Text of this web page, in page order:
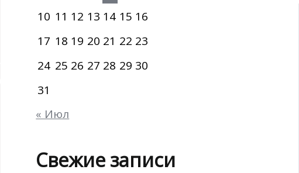
10 11 12 13 14 15 16
17 18 19 20 21 22 23
24 25 26 27 28 29 30
31
« Июл
Свежие записи